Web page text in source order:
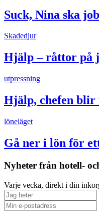
Suck, Nina ska
Skadedjur
Hjälp – råttor på
utpressning
Hjälp, chefen blir
löneläget
Gå ner i lön för
Nyheter från hotell-
Varje vecka, direkt i din